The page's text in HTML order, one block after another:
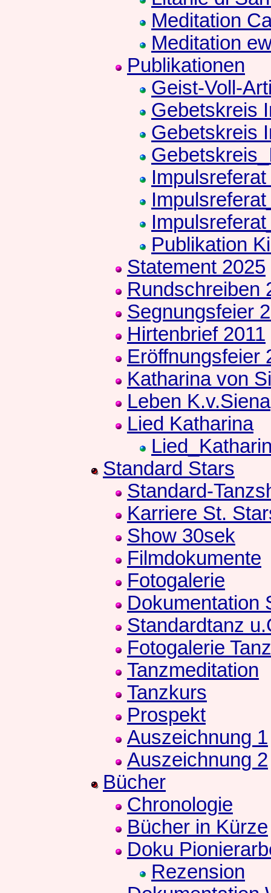
Meditation
Meditation
Publikationen
Geist-Voll-
Gebetskreis
Gebetskreis
Publikation
Statement 2025
Rundschreiben
Segnungsfeier
Hirtenbrief 2011
Eröffnungsfeier
Katharina von
Leben K.v.Siena
Lied Katharina
Standard Stars
Standard-
Karriere St.
Show 30sek
Filmdokumente
Fotogalerie
Dokumentation
Standardtanz
Fotogalerie
Tanzmeditation
Tanzkurs
Prospekt
Auszeichnung 1
Auszeichnung 2
Bücher
Chronologie
Bücher in Kürze
Doku
Rezension